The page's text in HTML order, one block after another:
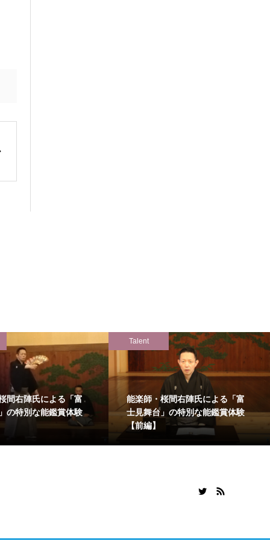
間右陣氏による「富
の特別な能鑑賞体験
Talent
能楽師・桜間右陣氏による「富
士見舞台」の特別な能鑑賞体験
【前編】